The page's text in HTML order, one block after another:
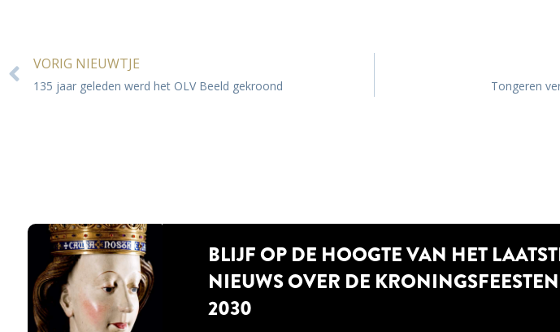
VORIG NIEUWTJE
135 jaar geleden werd het OLV Beeld gekroond Tongeren
BLIJF OP DE HOOGTE VAN HET
NIEUWS OVER DE KRONINGSFEESTEN
2030